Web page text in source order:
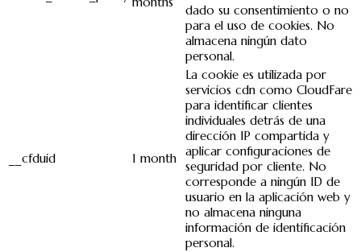
dado su consentimiento o no
para el uso de cookies. No
almacena ningún dato
personal.
__cfduid 1 month
La cookie es utilizada por
servicios cdn como CloudFare
para identificar clientes
individuales detrás de una
dirección IP compartida y
aplicar configuraciones de
seguridad por cliente. No
corresponde a ningún ID de
usuario en la aplicación web y
no almacena ninguna
información de identificación
personal.